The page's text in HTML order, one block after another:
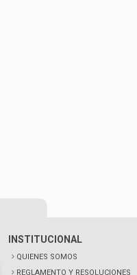
INSTITUCIONAL
QUIENES SOMOS
REGLAMENTO Y RESOLUCIONES